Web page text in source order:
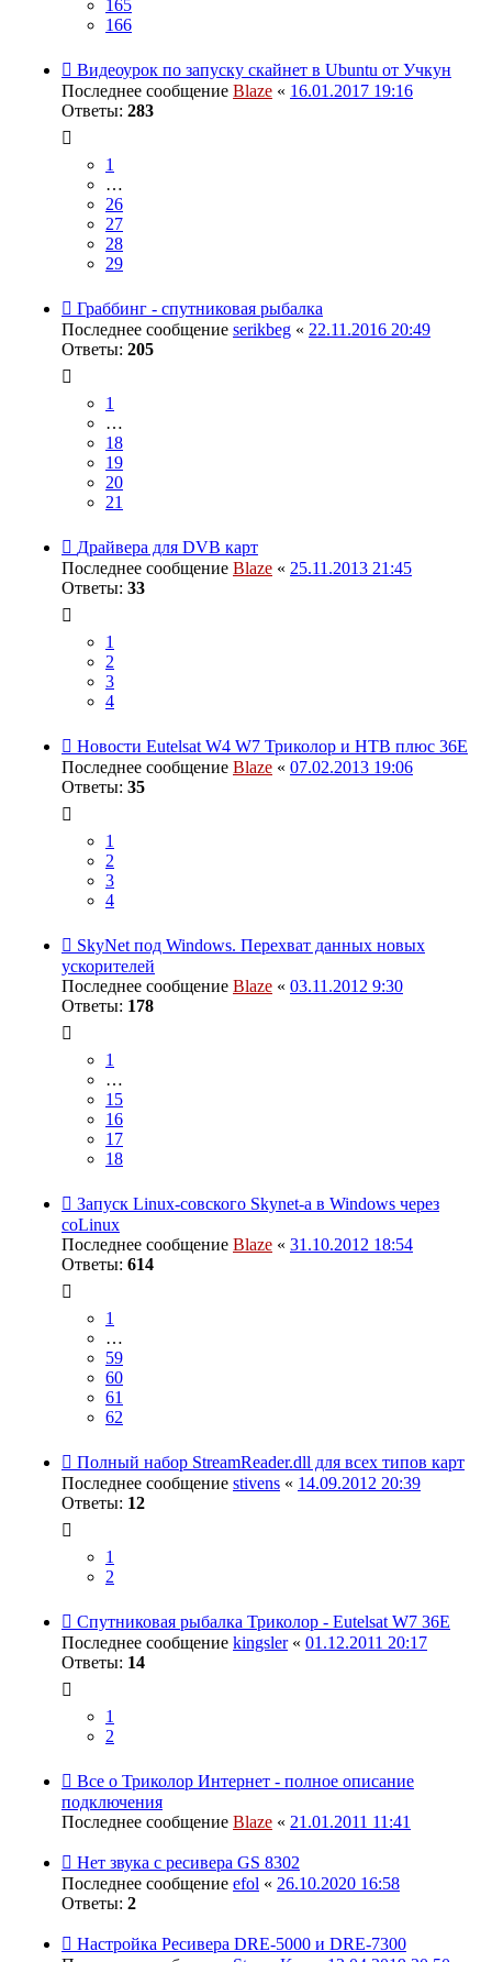
165
166
Видеоурок по запуску скайнет в Ubuntu от Учкун
Последнее сообщение Blaze « 16.01.2017 19:16
Ответы: 283
1
…
26
27
28
29
Граббинг - спутниковая рыбалка
Последнее сообщение serikbeg « 22.11.2016 20:49
Ответы: 205
1
…
18
19
20
21
Драйвера для DVB карт
Последнее сообщение Blaze « 25.11.2013 21:45
Ответы: 33
1
2
3
4
Новости Eutelsat W4 W7 Триколор и НТВ плюс 36E
Последнее сообщение Blaze « 07.02.2013 19:06
Ответы: 35
1
2
3
4
SkyNet под Windows. Перехват данных новых
ускорителей
Последнее сообщение Blaze « 03.11.2012 9:30
Ответы: 178
1
…
15
16
17
18
Запуск Linux-совского Skynet-a в Windows через
coLinux
Последнее сообщение Blaze « 31.10.2012 18:54
Ответы: 614
1
…
59
60
61
62
Полный набор StreamReader.dll для всех типов карт
Последнее сообщение stivens « 14.09.2012 20:39
Ответы: 12
1
2
Спутниковая рыбалка Триколор - Eutelsat W7 36E
Последнее сообщение kingsler« 01.12.2011 20:17
Ответы: 14
1
2
Все о Триколор Интернет - полное описание
подключения
Последнее сообщение Blaze « 21.01.2011 11:41
Нет звука с ресивера GS 8302
Последнее сообщение efol « 26.10.2020 16:58
Ответы: 2
Настройка Ресивера DRE-5000 и DRE-7300